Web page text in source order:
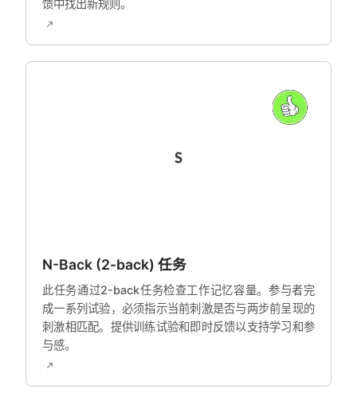
馈中找出新规则。
N-Back (2-back) 任务
此任务通过2-back任务检查工作记忆容量。参与者完
成一系列试验，必须指示当前刺激是否与两步前呈现的
刺激相匹配。提供训练试验和即时反馈以支持学习和参
与感。